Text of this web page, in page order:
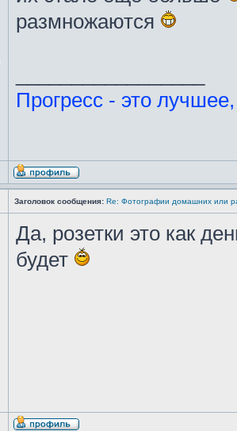
размножаются
Прогресс - это
Заголовок сообщения: Re: Фотографии домашних или
Да, розетки это как
будет